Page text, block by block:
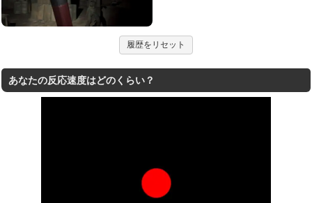
履歴をリセット
あなたの反応速度はどのくらい？